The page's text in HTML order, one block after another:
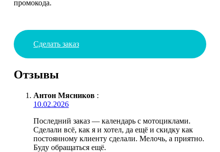
промокода.
Сделать заказ
Отзывы
Антон Мясников :
10.02.2026
Последний заказ — календарь с мотоциклами.
Сделали всё, как я и хотел, да ещё и скидку как
постоянному клиенту сделали. Мелочь, а приятно.
Буду обращаться ещё.